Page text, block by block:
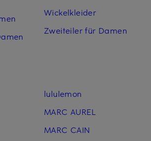
Wickelkleider
Zweiteiler für Damen
lululemon
MARC AUREL
MARC CAIN